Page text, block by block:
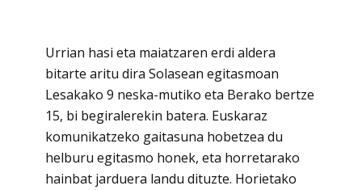
Urrian hasi eta maiatzaren erdi aldera
bitarte aritu dira Solasean egitasmoan
Lesakako 9 neska-mutiko eta Berako bertze
15, bi begiralerekin batera. Euskaraz
komunikatzeko gaitasuna hobetzea du
helburu egitasmo honek, eta horretarako
hainbat jarduera landu dituzte. Horietako